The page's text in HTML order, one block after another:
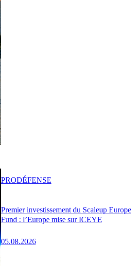
Premier investissement du Scaleup Europe
Fund : l’Europe mise sur ICEYE
05.08.2026
PRODÉFENSE